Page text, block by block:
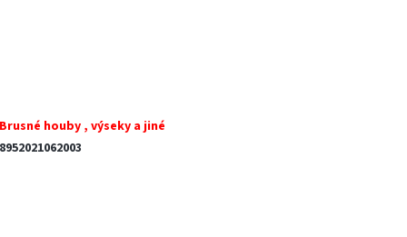
Brusné houby , výseky a jiné
8952021062003